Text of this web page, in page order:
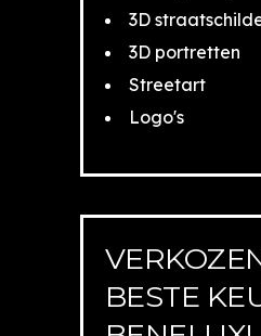
3D
3D portretten
Streetart
Logo's
BESTE